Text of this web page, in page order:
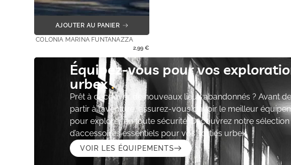
AJOUTER AU PANIER
COLONIA MARINA FUNTANAZZA
2,99€
Équipez-vous pour vos
urbex
Prêt à découvrir de nouveaux lieux abandonnés ? Avant de
partir à l’aventure, assurez-vous d’avoir le meilleur
pour explorer en toute sécurité. Découvrez notre sélection
d’accessoires essentiels pour vos sorties urbex.
VOIR LES ÉQUIPEMENTS